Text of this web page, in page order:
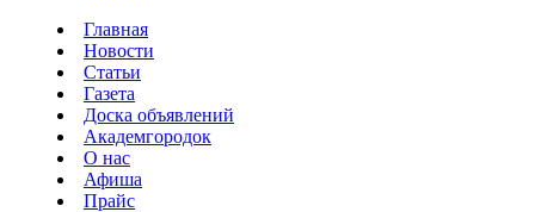
Главная
Новости
Статьи
Газета
Доска объявлений
Академгородок
О нас
Афиша
Прайс